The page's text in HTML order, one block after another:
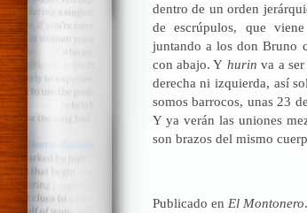
dentro de un orden
de escrúpulos, que
juntando a los don Bruno
con abajo. Y hurin va a
derecha ni izquierda, así
somos barrocos, unas 23
Y ya verán las uniones
son brazos del mismo
Publicado en El Montonero